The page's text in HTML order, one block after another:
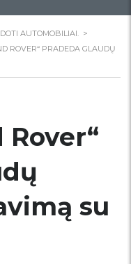
AUTOMOBILIAI. >
ROVER“ PRADEDA GLAUDŲ
Rover“
su